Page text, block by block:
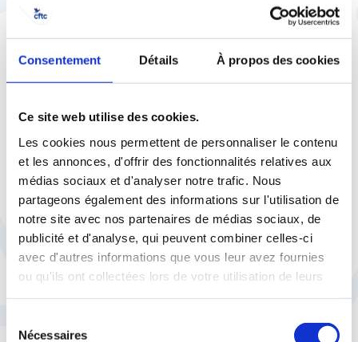
Consentement Détails À propos des cookies
Ce site web utilise des cookies.
Les cookies nous permettent de personnaliser le contenu
et les annonces, d'offrir des fonctionnalités relatives aux
médias sociaux et d'analyser notre trafic. Nous
partageons également des informations sur l'utilisation de
notre site avec nos partenaires de médias sociaux, de
publicité et d'analyse, qui peuvent combiner celles-ci
avec d'autres informations que vous leur avez fournies
ou qu'ils ont collectées lors de votre utilisation de leurs
Nécessaires
feuille blanche. Quelles sont les priorités ?
Être en capacité de fournir le nécessaire afin
repose sur l’industrie alimentaire, de la santé
et du médicament, l’énergie, ainsi que la
Pensez-vous qu’il puisse y avoir
des complémentarités entre pays
européens ?
Oui, j’en suis convaincu. Aujourd’hui, le délai
d’acheminement des produits importés de
Chine est de deux mois. Nous sommes
beaucoup trop tributaires de ce pays. La
pour ne pas qu’il soit le seul à fabriquer ce